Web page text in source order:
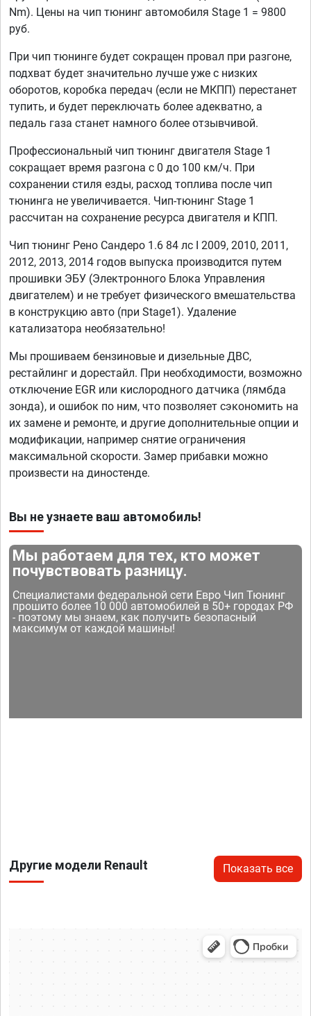
Nm). Цены на чип тюнинг автомобиля Stage 1 = 9800
руб.
При чип тюнинге будет сокращен провал при разгоне,
подхват будет значительно лучше уже с низких
оборотов, коробка передач (если не МКПП) перестанет
тупить, и будет переключать более адекватно, а
педаль газа станет намного более отзывчивой.
Профессиональный чип тюнинг двигателя Stage 1
сокращает время разгона с 0 до 100 км/ч. При
сохранении стиля езды, расход топлива после чип
тюнинга не увеличивается. Чип-тюнинг Stage 1
рассчитан на сохранение ресурса двигателя и КПП.
Чип тюнинг Рено Сандеро 1.6 84 лс I 2009, 2010, 2011,
2012, 2013, 2014 годов выпуска производится путем
прошивки ЭБУ (Электронного Блока Управления
двигателем) и не требует физического вмешательства
в конструкцию авто (при Stage1). Удаление
катализатора необязательно!
Мы прошиваем бензиновые и дизельные ДВС,
рестайлинг и дорестайл. При необходимости, возможно
отключение EGR или кислородного датчика (лямбда
зонда), и ошибок по ним, что позволяет сэкономить на
их замене и ремонте, и другие дополнительные опции и
модификации, например снятие ограничения
максимальной скорости. Замер прибавки можно
произвести на диностенде.
Вы не узнаете ваш автомобиль!
Мы работаем для тех, кто может
почувствовать разницу.
Специалистами федеральной сети Евро Чип Тюнинг
прошито более 10 000 автомобилей в 50+ городах РФ
- поэтому мы знаем, как получить безопасный
максимум от каждой машины!
Другие модели Renault Показать все